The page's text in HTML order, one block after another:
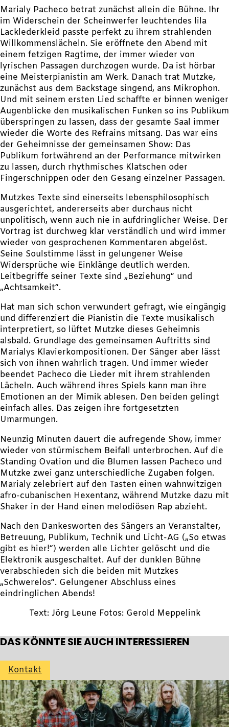
Marialy Pacheco betrat zunächst allein die Bühne. Ihr
im Widerschein der Scheinwerfer leuchtendes lila
Lacklederkleid passte perfekt zu ihrem strahlenden
Willkommenslächeln. Sie eröffnete den Abend mit
einem fetzigen Ragtime, der immer wieder von
lyrischen Passagen durchzogen wurde. Da ist hörbar
eine Meisterpianistin am Werk. Danach trat Mutzke,
zunächst aus dem Backstage singend, ans Mikrophon.
Und mit seinem ersten Lied schaffte er binnen weniger
Augenblicke den musikalischen Funken so ins Publikum
überspringen zu lassen, dass der gesamte Saal immer
wieder die Worte des Refrains mitsang. Das war eins
der Geheimnisse der gemeinsamen Show: Das
Publikum fortwährend an der Performance mitwirken
zu lassen, durch rhythmisches Klatschen oder
Fingerschnippen oder den Gesang einzelner Passagen.
Mutzkes Texte sind einerseits lebensphilosophisch
ausgerichtet, andererseits aber durchaus nicht
unpolitisch, wenn auch nie in aufdringlicher Weise. Der
Vortrag ist durchweg klar verständlich und wird immer
wieder von gesprochenen Kommentaren abgelöst.
Seine Soulstimme lässt in gelungener Weise
Widersprüche wie Einklänge deutlich werden.
Leitbegriffe seiner Texte sind „Beziehung“ und
„Achtsamkeit“.
Hat man sich schon verwundert gefragt, wie eingängig
und differenziert die Pianistin die Texte musikalisch
interpretiert, so lüftet Mutzke dieses Geheimnis
alsbald. Grundlage des gemeinsamen Auftritts sind
Marialys Klavierkompositionen. Der Sänger aber lässt
sich von ihnen wahrlich tragen. Und immer wieder
beendet Pacheco die Lieder mit ihrem strahlenden
Lächeln. Auch während ihres Spiels kann man ihre
Emotionen an der Mimik ablesen. Den beiden gelingt
einfach alles. Das zeigen ihre fortgesetzten
Umarmungen.
Neunzig Minuten dauert die aufregende Show, immer
wieder von stürmischem Beifall unterbrochen. Auf die
Standing Ovation und die Blumen lassen Pacheco und
Mutzke zwei ganz unterschiedliche Zugaben folgen.
Marialy zelebriert auf den Tasten einen wahnwitzigen
afro-cubanischen Hexentanz, während Mutzke dazu mit
Shaker in der Hand einen melodiösen Rap abzieht.
Nach den Dankesworten des Sängers an Veranstalter,
Betreuung, Publikum, Technik und Licht-AG („So etwas
gibt es hier!“) werden alle Lichter gelöscht und die
Elektronik ausgeschaltet. Auf der dunklen Bühne
verabschieden sich die beiden mit Mutzkes
„Schwerelos“. Gelungener Abschluss eines
eindringlichen Abends!
Text: Jörg Leune Fotos: Gerold Meppelink
DAS KÖNNTE SIE AUCH INTERESSIEREN
Kontakt